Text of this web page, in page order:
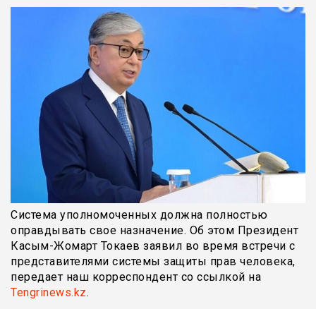
Система уполномоченных должна полностью
оправдывать свое назначение. Об этом Президент
Касым-Жомарт Токаев заявил во время встречи с
представителями системы защиты прав человека,
передает наш корреспондент со ссылкой на
Tengrinews.kz.